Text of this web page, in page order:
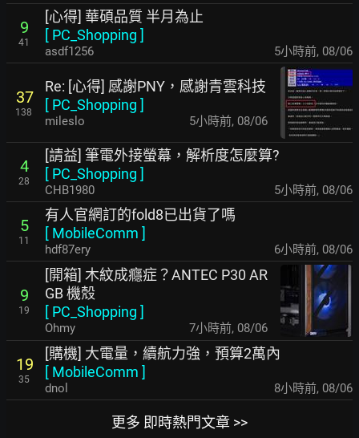
9
41
[心得] 華碩品質 半月為止
[ PC_Shopping ]
asdf1256 5小時前, 08/06
37
138
Re: [心得] 感謝PNY，感謝青雲科技
[ PC_Shopping ]
mileslo 5小時前, 08/06
4
28
[請益] 筆電外接螢幕，解析度怎麼算?
[ PC_Shopping ]
CHB1980 5小時前, 08/06
5
11
有人官網訂的fold8已出貨了嗎
[ MobileComm ]
hdf87ery 6小時前, 08/06
9
19
[開箱] 木紋成癮症？ANTEC P30 AR
GB 機殼
[ PC_Shopping ]
Ohmy 7小時前, 08/06
19
35
[購機] 大電量，續航力強，預算2萬內
[ MobileComm ]
dnol 8小時前, 08/06
更多 即時熱門文章 >>